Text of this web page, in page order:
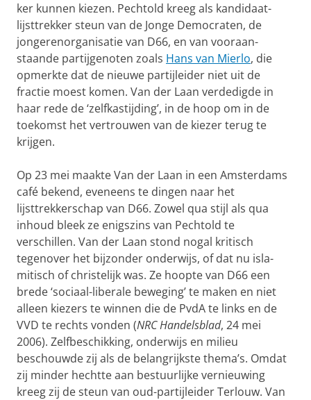
ker kunnen kiezen. Pechtold kreeg als kandidaat-
lijsttrekker steun van de Jonge Democraten, de
jongerenorganisatie van D66, en van vooraan­
staande partijgenoten zoals Hans van Mierlo, die
opmerkte dat de nieuwe partijleider niet uit de
fractie moest komen. Van der Laan ver­dedigde in
haar rede de ‘zelfkastijding’, in de hoop om in de
toekomst het vertrouwen van de kiezer terug te
krijgen.
Op 23 mei maakte Van der Laan in een Amsterdams
café bekend, even­eens te dingen naar het
lijsttrekkerschap van D66. Zowel qua stijl als qua
inhoud bleek ze enigszins van Pechtold te
verschillen. Van der Laan stond nogal kritisch
tegenover het bijzonder onderwijs, of dat nu isla­
mitisch of christelijk was. Ze hoopte van D66 een
brede ‘sociaal-libe­rale beweging’ te maken en niet
alleen kiezers te winnen die de PvdA te links en de
VVD te rechts vonden (NRC Handelsblad, 24 mei
2006). Zelfbeschikking, onderwijs en milieu
beschouwde zij als de belangrijk­ste thema’s. Omdat
zij minder hechtte aan bestuurlijke vernieuwing
kreeg zij de steun van oud-partijleider Terlouw. Van